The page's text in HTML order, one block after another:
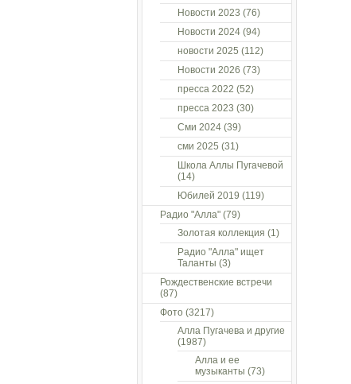
Новости 2023 (76)
Новости 2024(94)
новости 2025 (112)
Новости 2026 (73)
пресса 2022 (52)
пресса 2023 (30)
Сми 2024(39)
сми 2025 (31)
Школа Аллы Пугачевой
(14)
Юбилей 2019 (119)
Радио "Алла"(79)
Золотая коллекция (1)
Радио "Алла" ищет
Таланты (3)
Рождественские встречи
(87)
Фото (3217)
Алла Пугачева и другие
(1987)
Алла и ее
музыканты (73)